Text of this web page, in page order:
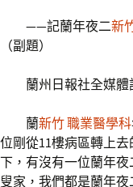
——記蘭年夜二新
（副題）
蘭州日報社全媒體
蘭新竹 職業醫學科
位剛從11樓病區轉上
下，有沒有一位蘭年夜
叟家，我們都是蘭年